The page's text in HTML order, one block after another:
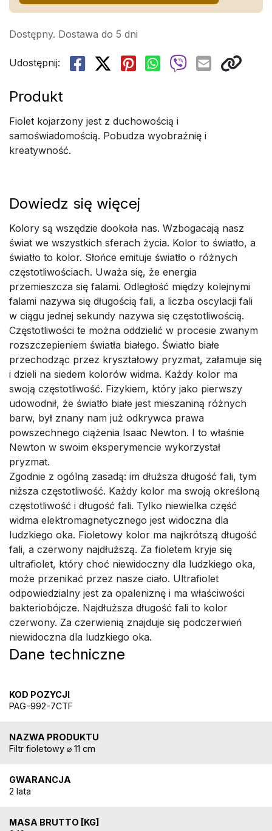
Dostępny. Dostawa do 5 dni
Udostępnij:
Produkt
Fiolet kojarzony jest z duchowością i
samoświadomością. Pobudza wyobraźnię i
kreatywność.
Dowiedz się więcej
Kolory są wszędzie dookoła nas. Wzbogacają nasz
świat we wszystkich sferach życia. Kolor to światło, a
światło to kolor. Słońce emituje światło o różnych
częstotliwościach. Uważa się, że energia
przemieszcza się falami. Odległość między kolejnymi
falami nazywa się długością fali, a liczba oscylacji fali
w ciągu jednej sekundy nazywa się częstotliwością.
Częstotliwości te można oddzielić w procesie zwanym
rozszczepieniem światła białego. Światło białe
przechodząc przez kryształowy pryzmat, załamuje się
i dzieli na siedem kolorów widma. Każdy kolor ma
swoją częstotliwość. Fizykiem, który jako pierwszy
udowodnił, że światło białe jest mieszaniną różnych
barw, był znany nam już odkrywca prawa
powszechnego ciążenia Isaac Newton. I to właśnie
Newton w swoim eksperymencie wykorzystał
pryzmat.
Zgodnie z ogólną zasadą: im dłuższa długość fali, tym
niższa częstotliwość. Każdy kolor ma swoją określoną
częstotliwość i długość fali. Tylko niewielka część
widma elektromagnetycznego jest widoczna dla
ludzkiego oka. Fioletowy kolor ma najkrótszą długość
fali, a czerwony najdłuższą. Za fioletem kryje się
ultrafiolet, który choć niewidoczny dla ludzkiego oka,
może przenikać przez nasze ciało. Ultrafiolet
odpowiedzialny jest za opaleniznę i ma właściwości
bakteriobójcze. Najdłuższa długość fali to kolor
czerwony. Za czerwienią znajduje się podczerwień
niewidoczna dla ludzkiego oka.
Dane techniczne
KOD POZYCJI
PAG-992-7CTF
NAZWA PRODUKTU
Filtr fioletowy ⌀ 11 cm
GWARANCJA
2 lata
MASA BRUTTO [KG]